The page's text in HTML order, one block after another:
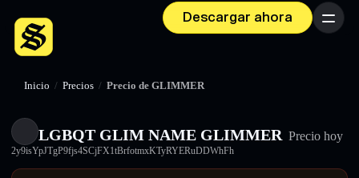
Descargar ahora Menú
Inicio / Precios / Precio de GLIMMER
LGBQT GLIM NAME GLIMMER Precio hoy
2y9isYpJTgP9fjs4SCjFX1tBrfotmxKTyRYERuDDWhFh